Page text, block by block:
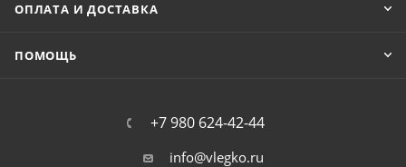
ОПЛАТА И ДОСТАВКА
ПОМОЩЬ
+7 980 624-42-44
info@vlegko.ru